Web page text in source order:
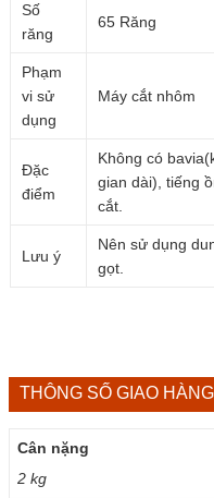
Số
răng
65 Răng
Phạm
vi sử
dụng
Máy cắt nhôm
Đặc
điểm
Không có
gian dài), tiếng
cắt.
Lưu ý
Nên sử dụng
gọt.
THÔNG SỐ GIAO HÀNG
Cân nặng
2 kg